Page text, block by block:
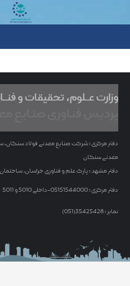
دفتر مرکزی : شرکت صنایع معدنی فولاد سنگان،
معدنی سنگان
دفتر مشهد : پارک علم و فناوری خراسان،
دفتر مرکزی : 05151544000-داخلی 5010 و 5011
نمابر : 35425428(051)